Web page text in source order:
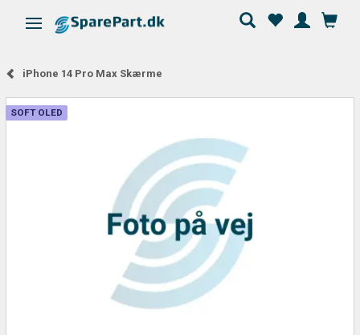
Skifte navigation
iPhone 14 Pro Max Skærme
SOFT OLED